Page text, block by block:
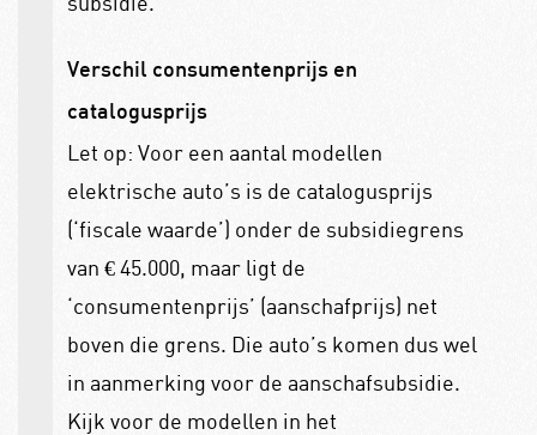
Verschil consumentenprijs en
catalogusprijs
Let op: Voor een aantal modellen
elektrische auto’s is de catalogusprijs
(‘fiscale waarde’) onder de subsidiegrens
van € 45.000, maar ligt de
‘consumentenprijs’ (aanschafprijs) net
boven die grens. Die auto’s komen dus wel
in aanmerking voor de aanschafsubsidie.
Kijk voor de modellen in het